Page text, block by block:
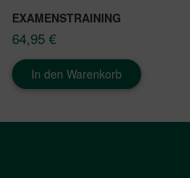
EXAMENSTRAINING
64,95 €
In den Warenkorb